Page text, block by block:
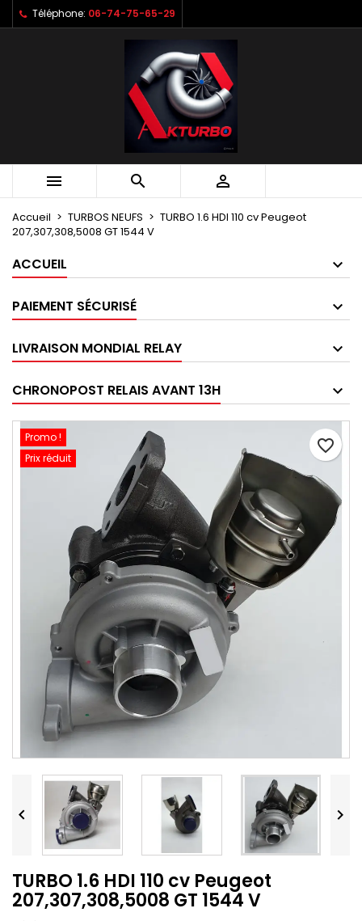
Téléphone: 06-74-75-65-29
  
Accueil TURBOS NEUFS
TURBO 1.6 HDI 110 cv Peugeot
207,307,308,5008 GT 1544 V
ACCUEIL
PAIEMENT SÉCURISÉ
LIVRAISON MONDIAL RELAY
CHRONOPOST RELAIS AVANT 13H
favorite_border
Promo !
Prix réduit
 
TURBO 1.6 HDI 110 cv Peugeot
207,307,308,5008 GT 1544 V
Mes listes d'envies
Créer une nouvelle liste
Créer une liste d'envies
Nom de la liste d'envies
Connexion
Vous devez être connecté pour ajouter des produits à